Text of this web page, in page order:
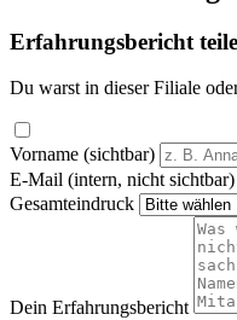
Erfahrungsbericht
Du warst in dieser Filiale
Vorname (sichtbar)
E-Mail (intern, nicht sichtbar)
Gesamteindruck
Dein Erfahrungsbericht